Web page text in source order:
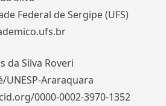
Federal de Sergipe (UFS)
da Silva Roveri
UNESP-Araraquara
0000-0002-3970-1352